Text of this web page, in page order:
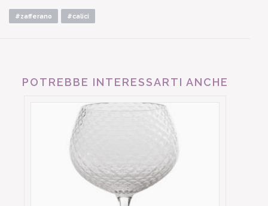
#zafferano #calici
POTREBBE INTERESSARTI ANCHE